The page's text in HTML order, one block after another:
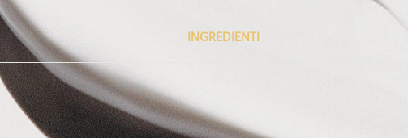
INGREDIENTI